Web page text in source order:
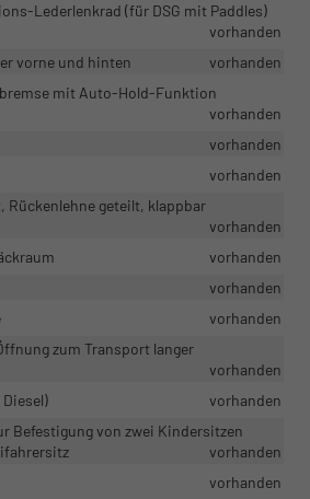
Lederlenkrad (für DSG mit Paddles)
vorhanden
vorne und hinten
vorhanden
mit Auto-Hold-Funktion
vorhanden
vorhanden
vorhanden
Rückenlehne geteilt, klappbar
vorhanden
vorhanden
vorhanden
vorhanden
zum Transport langer
vorhanden
vorhanden
Befestigung von zwei Kindersitzen
vorhanden
vorhanden